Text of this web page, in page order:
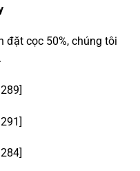
đặt cọc 50%, chúng tôi